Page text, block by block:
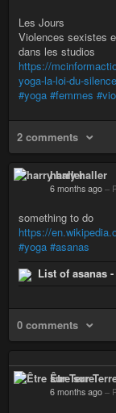
Les Jours
Violences sexistes
dans les studios
https://
yoga-la-loi-du-
#yoga #femmes
2 comments
harry haller
6 months ago –
something to do
https://
#yoga #asanas
List of asanas
0 comments
Être sur
6 months ago –